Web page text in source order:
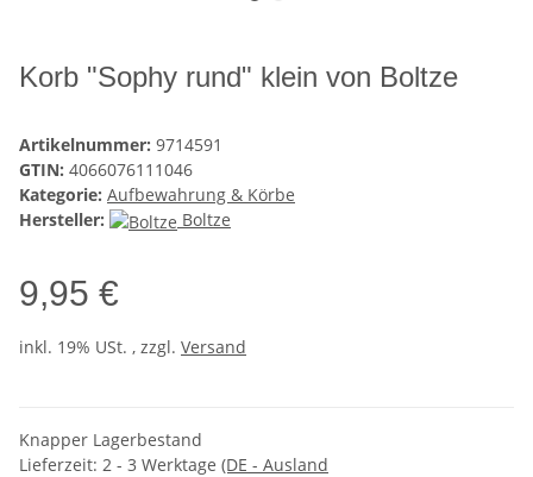
Korb "Sophy rund" klein von Boltze
Artikelnummer: 9714591
GTIN: 4066076111046
Kategorie: Aufbewahrung & Körbe
Hersteller:
Boltze
9,95 €
inkl. 19% USt. , zzgl. Versand
Knapper Lagerbestand
Lieferzeit: 2 - 3 Werktage (DE - Ausland